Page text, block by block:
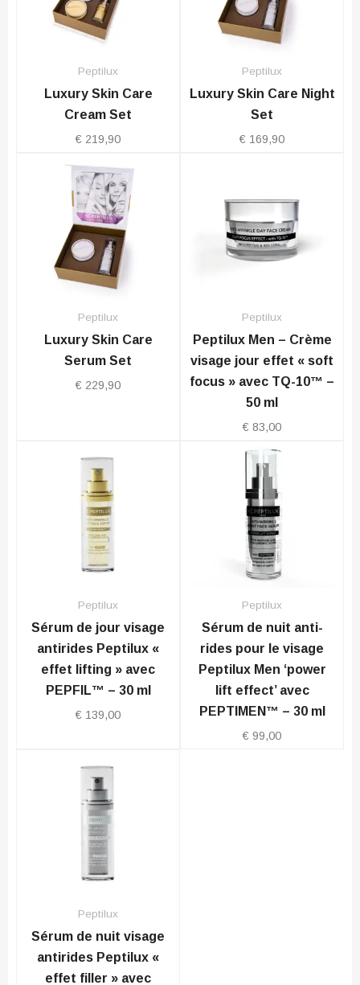
Peptilux
Luxury Skin Care
Cream Set
€ 219,90
Peptilux
Luxury Skin Care Night
Set
€ 169,90
Peptilux
Luxury Skin Care
Serum Set
€ 229,90
Peptilux
Peptilux Men – Crème
visage jour effet « soft
focus » avec TQ-10™ –
50 ml
€ 83,00
Peptilux
Sérum de jour visage
antirides Peptilux «
effet lifting » avec
PEPFIL™ – 30 ml
€ 139,00
Peptilux
Sérum de nuit anti-
rides pour le visage
Peptilux Men ‘power
lift effect’ avec
PEPTIMEN™ – 30 ml
€ 99,00
Peptilux
Sérum de nuit visage
antirides Peptilux «
effet filler » avec